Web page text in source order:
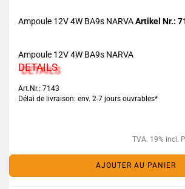
Ampoule 12V 4W BA9s NARVAArtikel Nr.:
Ampoule 12V 4W BA9s NARVA
DETAILS
Art.Nr.: 7143
Délai de livraison: env. 2-7 jours ouvrables*
TVA. 19% incl.
AJOUTER AU PANIER